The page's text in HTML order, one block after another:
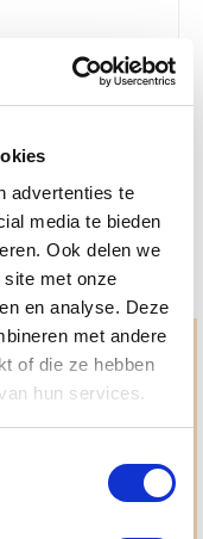
advertenties te
media te bieden
Ook delen we
met onze
en analyse. Deze
met andere
of die ze hebben
hun services.
is waar we het
worden we
doen wat wij